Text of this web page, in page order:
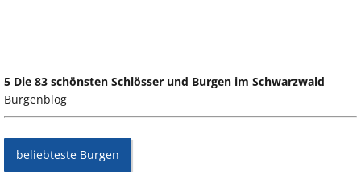
5 Die 83 schönsten Schlösser und Burgen im Schwarzwald
Burgenblog
beliebteste Burgen